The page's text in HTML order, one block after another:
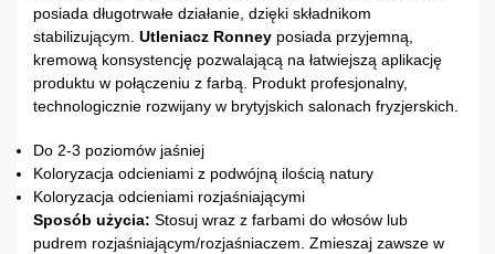
posiada długotrwałe działanie, dzięki składnikom
stabilizującym. Utleniacz Ronney posiada przyjemną,
kremową konsystencję pozwalającą na łatwiejszą aplikację
produktu w połączeniu z farbą. Produkt profesjonalny,
technologicznie rozwijany w brytyjskich salonach fryzjerskich.
Do 2-3 poziomów jaśniej
Koloryzacja odcieniami z podwójną ilością natury
Koloryzacja odcieniami rozjaśniającymi
Sposób użycia: Stosuj wraz z farbami do włosów lub
pudrem rozjaśniającym/rozjaśniaczem. Zmieszaj zawsze w